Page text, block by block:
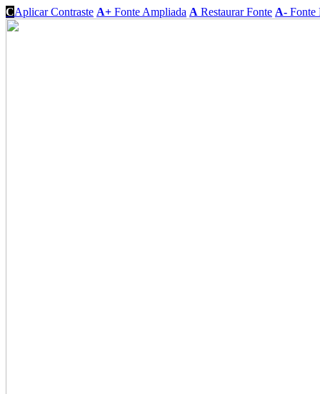
CAplicar Contraste A+ Fonte Ampliada A Restaurar Fonte A- Fonte